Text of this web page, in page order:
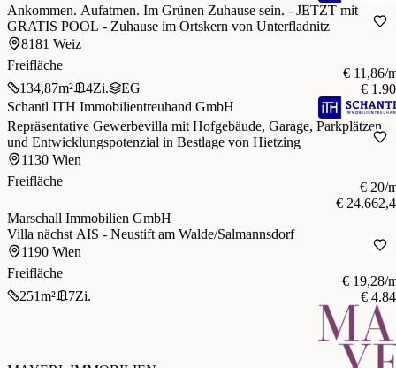
Ankommen. Aufatmen. Im Grünen Zuhause sein. - JETZT mit
GRATIS POOL - Zuhause im Ortskern von Unterfladnitz
8181 Weiz
Freifläche
134,87m² 4Zi. EG
€ 11,86/
€
Schantl ITH Immobilientreuhand GmbH
Repräsentative Gewerbevilla mit Hofgebäude, Garage, Parkplätzen
und Entwicklungspotenzial in Bestlage von Hietzing
1130 Wien
Freifläche
€ 20/
€
Marschall Immobilien GmbH
Villa nächst AIS - Neustift am Walde/Salmannsdorf
1190 Wien
Freifläche
251m² 7Zi.
€ 19,28/
€